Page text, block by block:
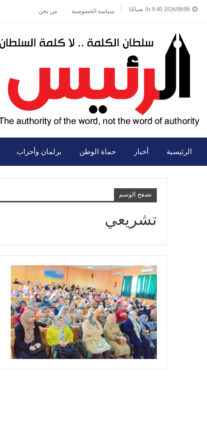
2026/08/06 At 9:40 صباحًا سياسة الخصوصية من نحن
الرئيسية أخبار حماة الوطن برلمان وأحزاب
تصفح الوسم
تشريعي